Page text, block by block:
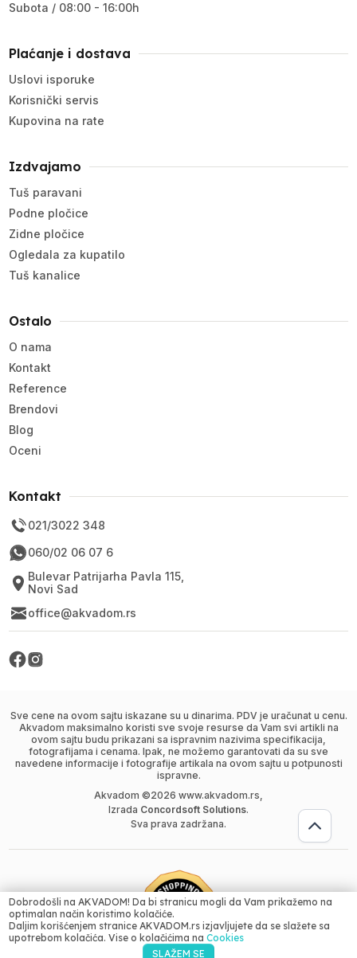
31990.00RSD Dodaj u korpu
Subota / 08:00 - 16:00h
Plaćanje i dostava
Uslovi isporuke
Korisnički servis
Kupovina na rate
Izdvajamo
Tuš paravani
Podne pločice
Zidne pločice
Ogledala za kupatilo
Tuš kanalice
Ostalo
O nama
Kontakt
Reference
Brendovi
Blog
Oceni
Kontakt
021/3022 348
060/02 06 07 6
Bulevar Patrijarha Pavla 115,
Novi Sad
office@akvadom.rs
Sve cene na ovom sajtu iskazane su u dinarima. PDV je uračunat u cenu.
Akvadom maksimalno koristi sve svoje resurse da Vam svi artikli na
ovom sajtu budu prikazani sa ispravnim nazivima specifikacija,
fotografijama i cenama. Ipak, ne možemo garantovati da su sve
navedene informacije i fotografije artikala na ovom sajtu u potpunosti
ispravne.
Akvadom ©2026 www.akvadom.rs,
Izrada Concordsoft Solutions.
Sva prava zadržana.
Dobrodošli na AKVADOM! Da bi stranicu mogli da Vam prikažemo na
optimalan način koristimo kolačiće.
Daljim korišćenjem stranice AKVADOM.rs izjavljujete da se slažete sa
upotrebom kolačića. Vise o kolačićima naCookies
SLAŽEM SE